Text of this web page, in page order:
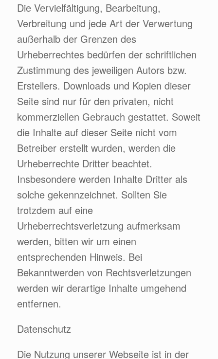
Die Vervielfältigung, Bearbeitung,
Verbreitung und jede Art der Verwertung
außerhalb der Grenzen des
Urheberrechtes bedürfen der schriftlichen
Zustimmung des jeweiligen Autors bzw.
Erstellers. Downloads und Kopien dieser
Seite sind nur für den privaten, nicht
kommerziellen Gebrauch gestattet. Soweit
die Inhalte auf dieser Seite nicht vom
Betreiber erstellt wurden, werden die
Urheberrechte Dritter beachtet.
Insbesondere werden Inhalte Dritter als
solche gekennzeichnet. Sollten Sie
trotzdem auf eine
Urheberrechtsverletzung aufmerksam
werden, bitten wir um einen
entsprechenden Hinweis. Bei
Bekanntwerden von Rechtsverletzungen
werden wir derartige Inhalte umgehend
entfernen.
Datenschutz
Die Nutzung unserer Webseite ist in der